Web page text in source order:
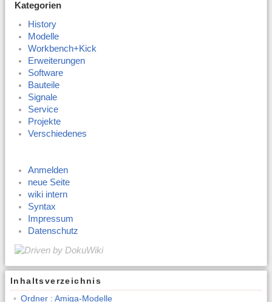
Kategorien
History
Modelle
Workbench+Kick
Erweiterungen
Software
Bauteile
Signale
Service
Projekte
Verschiedenes
Anmelden
neue Seite
wiki intern
Syntax
Impressum
Datenschutz
Inhaltsverzeichnis
Ordner : Amiga-Modelle